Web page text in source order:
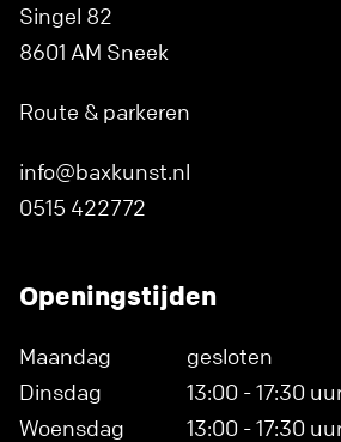
Singel 82
8601 AM Sneek
Route & parkeren
info@baxkunst.nl
0515 422772
Openingstijden
Maandag
gesloten
Dinsdag
13:00 - 17:30
Woensdag
13:00 - 17:30